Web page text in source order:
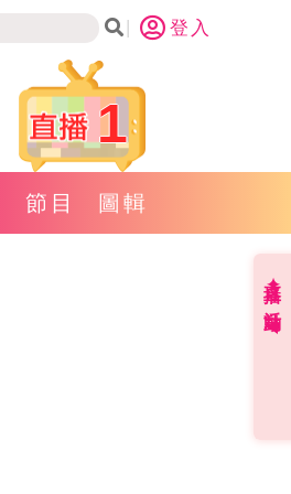
登入
1
節目 圖輯
直播✦活動